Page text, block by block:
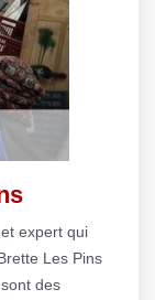
expert qui
Les Pins
des